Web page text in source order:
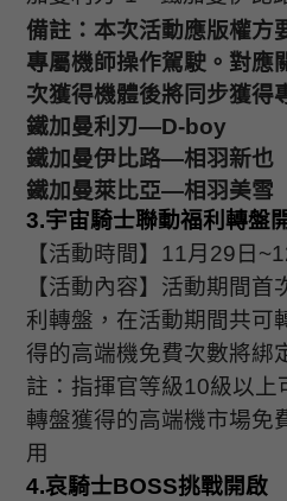
備註：本次活動應版權方
專屬機師操作駕駛。對應
次獲得機體後將同步獲得
鐵加曼利刃—D-boy
鐵加曼伊比路—相羽新也
鐵加曼萊比亞—相羽美雪
3.宇宙騎士聯動福利轉盤
【活動時間】 11月 29 日
【活動內容】活動期間
利轉盤，在活動期間共可
得的高端機免費次數將綁
註：指揮官等級10級以上
轉盤獲得的高端機市場免
用
4.哀騎士BOSS挑戰開啟